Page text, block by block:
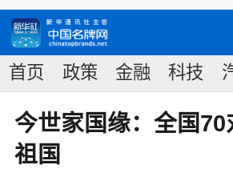
首页 政策 金融 科技
今世家国缘：全国
祖国